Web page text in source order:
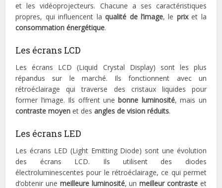
et les vidéoprojecteurs. Chacune a ses caractéristiques
propres, qui influencent laqualité de l’image, le prixet la
consommation énergétique.
Les écrans LCD
Les écrans LCD (Liquid Crystal Display) sont les plus
répandus sur le marché. Ils fonctionnent avec un
rétroéclairage qui traverse des cristaux liquides pour
former l’image. Ils offrent unebonne luminosité, mais un
contraste moyen et desangles de vision réduits.
Les écrans LED
Les écrans LED (Light Emitting Diode) sont une évolution
des écrans LCD. Ils utilisent des diodes
électroluminescentes pour le rétroéclairage, ce qui permet
d’obtenir une meilleure luminosité, unmeilleur contraste et